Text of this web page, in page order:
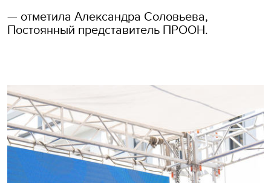
— отметила Александра Соловьева,
Постоянный представитель ПРООН.